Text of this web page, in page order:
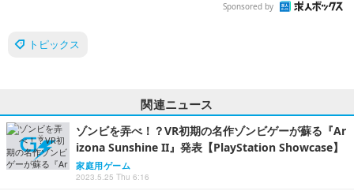
Sponsored by
トピックス
関連ニュース
ゾンビを弄べ！？VR初期の名作ゾンビゲーが蘇る『Ar
izona Sunshine II』発表【PlayStation Showcase】
家庭用ゲーム
2023.5.25 Thu 6:16